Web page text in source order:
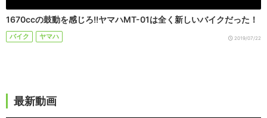
1670ccの鼓動を感じろ!!ヤマハMT-01は全く新しいバイクだった！
バイク ヤマハ 2019/07/22
最新動画